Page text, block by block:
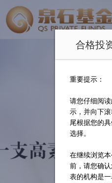
合格投
重要提示：
请您仔细阅
示，并向下
尾根据您的
选择。
在继续浏览
前，请您确
表的机构是一